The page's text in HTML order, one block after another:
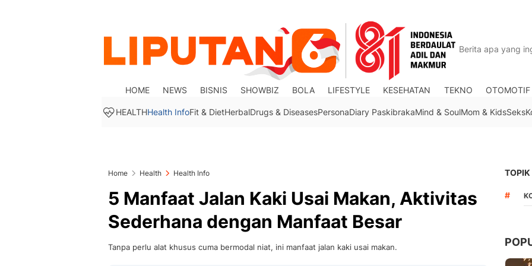
HOME NEWS BISNIS SHOWBIZ BOLA LIFESTYLE KESEHATAN TEKNO OTOMOTIF
HEALTHHealth InfoFit & DietHerbalDrugs & DiseasesPersonaDiary PaskibrakaMind & SoulMom & KidsSeks
Home Health Health Info
5 Manfaat Jalan Kaki Usai Makan, Aktivitas
Sederhana dengan Manfaat Besar
Tanpa perlu alat khusus cuma bermodal niat, ini manfaat jalan kaki usai makan.
TOPIK
#